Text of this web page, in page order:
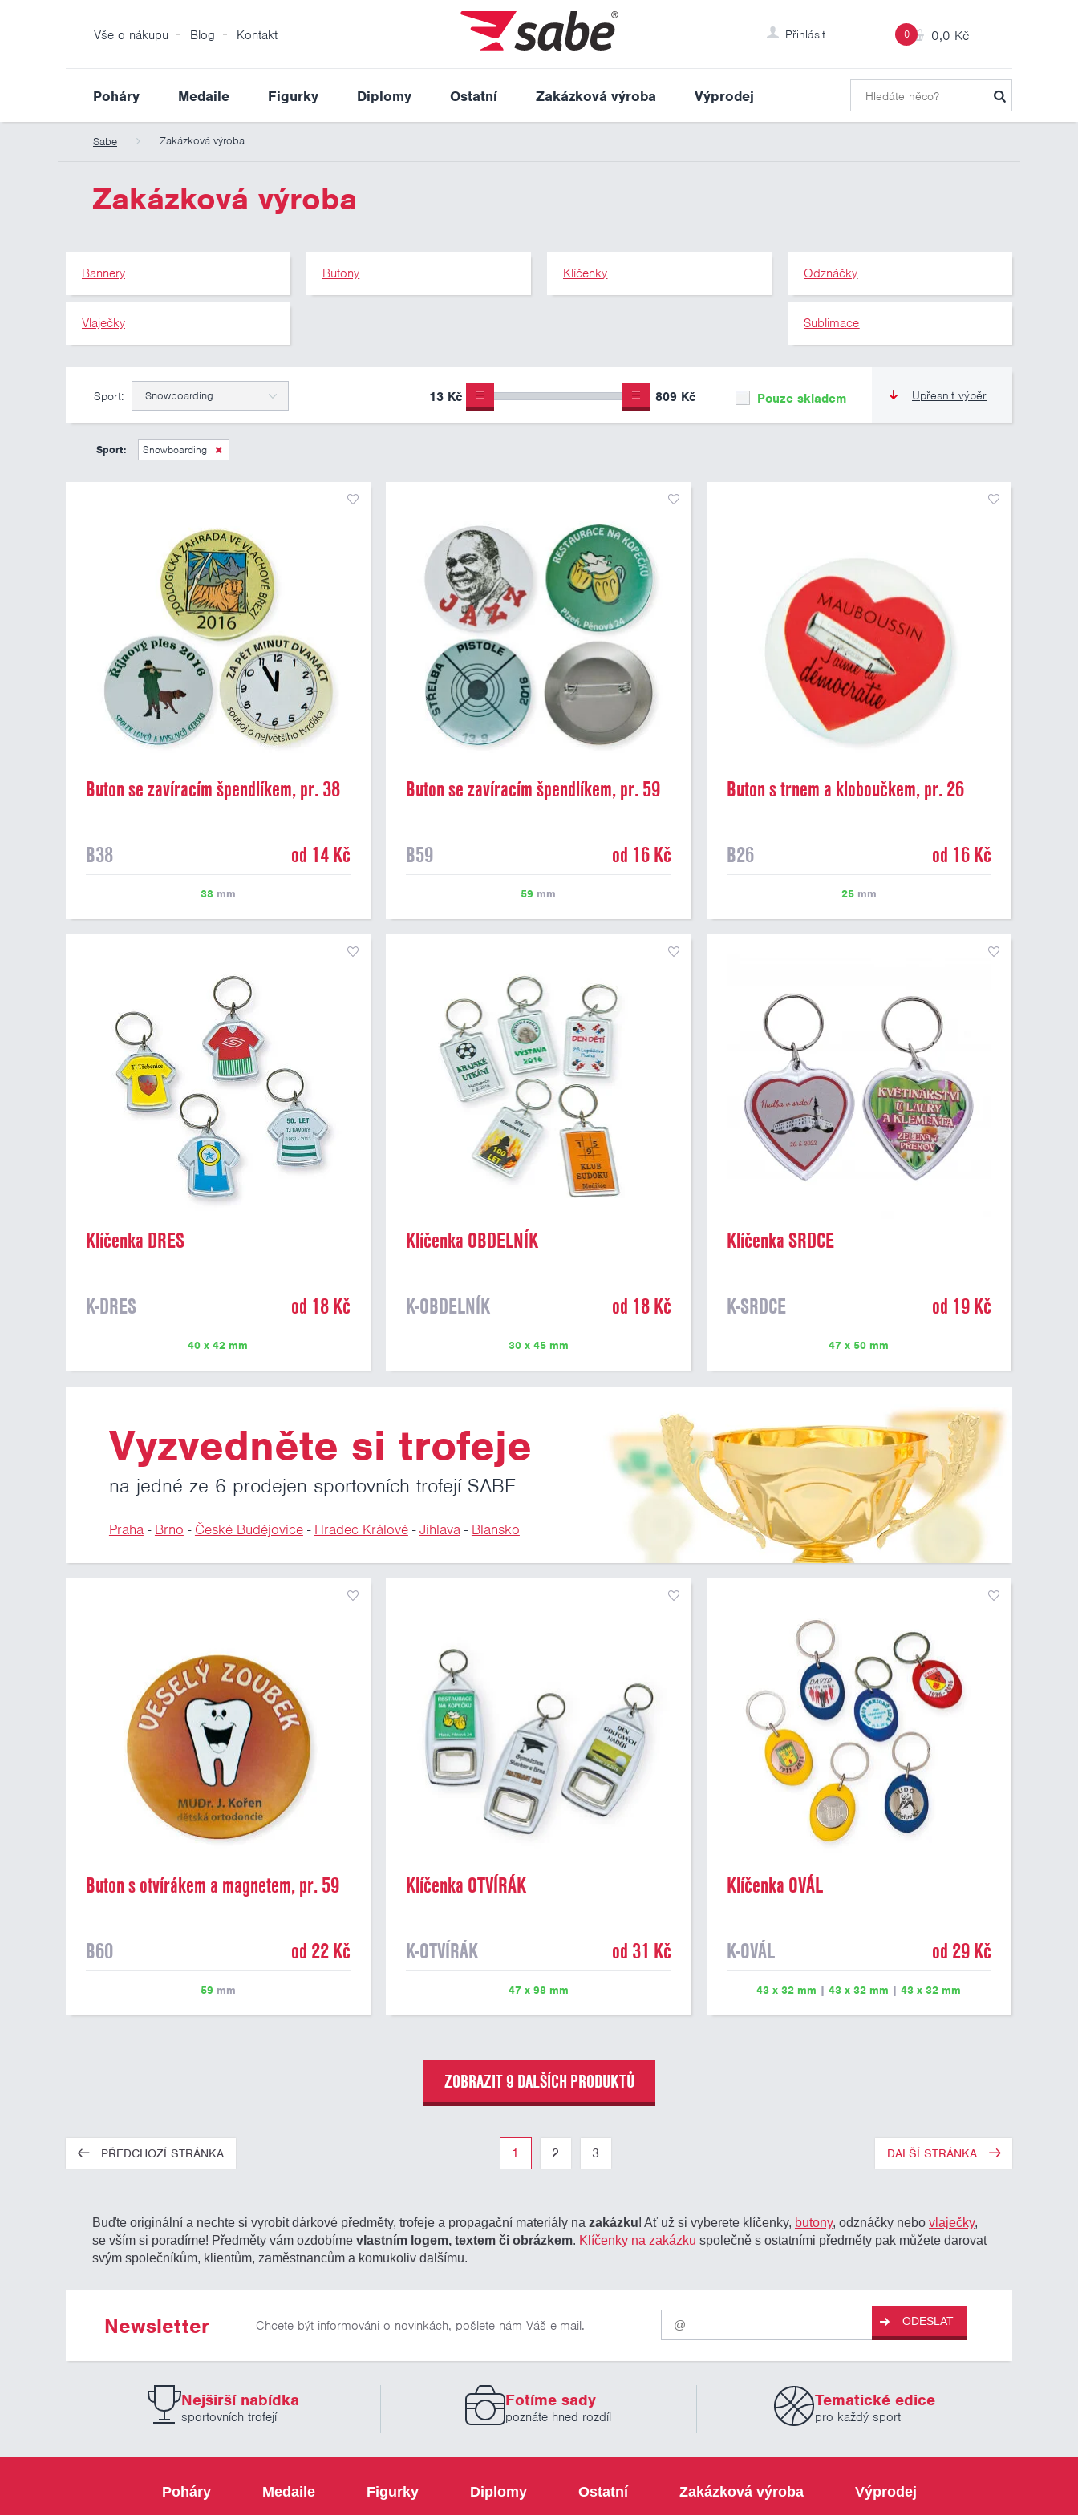
0 0,0 Kč
Přihlásit
Vše o nákupu Blog Kontakt
Poháry Medaile Figurky Diplomy Ostatní Zakázková výroba Výprodej
Sabe Zakázková výroba
Zakázková výroba
Bannery Butony Klíčenky Odznáčky
Vlaječky Sublimace
Upřesnit výběr
Sport: Snowboarding Pouze skladem
13 Kč 809 Kč
Sport: Snowboarding
Buton se zavíracím špendlíkem, pr. 38
B38
od 14 Kč
38 mm
Buton se zavíracím špendlíkem, pr. 59
B59
od 16 Kč
59 mm
Buton s trnem a kloboučkem, pr. 26
B26
od 16 Kč
25mm
Klíčenka DRES
K-DRES od 18 Kč
40 x 42 mm
Klíčenka OBDELNÍK
K-OBDELNÍK od 18 Kč
30 x 45 mm
Klíčenka SRDCE
K-SRDCE od 19 Kč
47 x 50 mm
Vyzvedněte si trofeje
na jedné ze 6 prodejen sportovních trofejí SABE
Praha- Brno - České Budějovice- Hradec Králové-Jihlava- Blansko
Buton s otvírákem a magnetem, pr. 59
B60
od 22 Kč
59 mm
Klíčenka OTVÍRÁK
K-OTVÍRÁK od 31 Kč
47 x 98 mm
Klíčenka OVÁL
K-OVÁL od 29 Kč
43 x 32 mm |43 x 32 mm |43 x 32 mm
ZOBRAZIT 9 DALŠÍCH PRODUKTŮ
PŘEDCHOZÍ STRÁNKA 1 2 3 DALŠÍ STRÁNKA
Buďte originální a nechte si vyrobit dárkové předměty, trofeje a propagační materiály na zakázku! Ať už si vyberete klíčenky, butony, odznáčky nebo vlaječky,
se vším si poradíme! Předměty vám ozdobíme vlastním logem, textem či obrázkem. Klíčenky na zakázku společně s ostatními předměty pak můžete darovat
svým společníkům, klientům, zaměstnancům a komukoliv dalšímu.
Newsletter Chcete být informováni o novinkách, pošlete nám Váš e-mail.
Pro
odběr
našich
novinek
ODESLAT
Nejširší nabídka
sportovních trofejí
Fotíme sady
poznáte hned rozdíl
Tematické edice
pro každý sport
Poháry Medaile Figurky Diplomy Ostatní Zakázková výroba Výprodej